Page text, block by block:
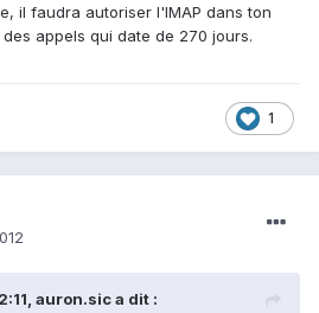
il faudra autoriser l'IMAP dans ton
appels qui date de 270 jours.
1
auron.sic a dit :